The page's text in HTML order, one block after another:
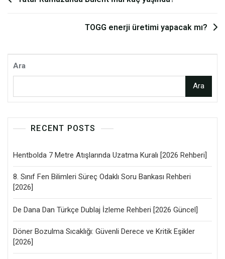
TOGG enerji üretimi yapacak mı?
Ara
Ara
RECENT POSTS
Hentbolda 7 Metre Atışlarında Uzatma Kuralı [2026 Rehberi]
8. Sınıf Fen Bilimleri Süreç Odaklı Soru Bankası Rehberi
[2026]
De Dana Dan Türkçe Dublaj İzleme Rehberi [2026 Güncel]
Döner Bozulma Sıcaklığı: Güvenli Derece ve Kritik Eşikler
[2026]